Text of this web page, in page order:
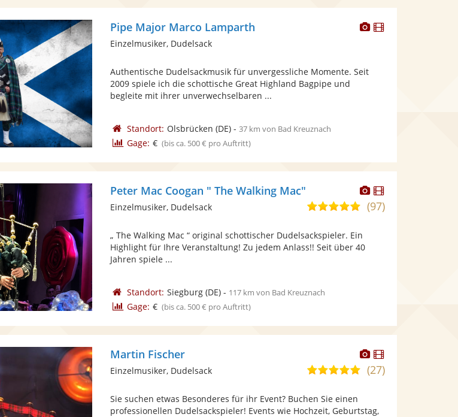
DieserDieser
Pipe Major Marco Lamparth
Einzelmusiker, Dudelsack
Authentische Dudelsackmusik für unvergessliche Momente. Seit
2009 spiele ich die schottische Great Highland Bagpipe und
begleite mit ihrer unverwechselbaren ...
Standort: Olsbrücken (DE)- 37 km von Bad Kreuznach
Gage: € (bis ca. 500 € pro Auftritt)
Dieser
Künstler
stellt
Dieser
Künstler
Peter Mac Coogan " The Walking Mac"
5,0
5
Sternen
(97)
Einzelmusiker, Dudelsack
„ The Walking Mac “ original schottischer Dudelsackspieler. Ein
Highlight für Ihre Veranstaltung! Zu jedem Anlass!! Seit über 40
Jahren spiele ...
Standort: Siegburg(DE)- 117 km von Bad Kreuznach
Gage: € (bis ca. 500 € pro Auftritt)
Dieser
Künstler
stellt
Dieser
Künstler
Martin Fischer
5,0(27)
Einzelmusiker, Dudelsack
Sie suchen etwas Besonderes für ihr Event? Buchen Sie einen
professionellen Dudelsackspieler! Events wie Hochzeit, Geburtstag,